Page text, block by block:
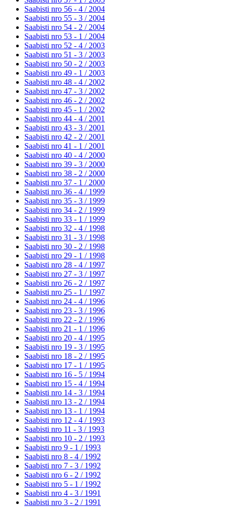
Saabisti nro 56 - 4 / 2004
Saabisti nro 55 - 3 / 2004
Saabisti nro 54 - 2 / 2004
Saabisti nro 53 - 1 / 2004
Saabisti nro 52 - 4 / 2003
Saabisti nro 51 - 3 / 2003
Saabisti nro 50 - 2 / 2003
Saabisti nro 49 - 1 / 2003
Saabisti nro 48 - 4 / 2002
Saabisti nro 47 - 3 / 2002
Saabisti nro 46 - 2 / 2002
Saabisti nro 45 - 1 / 2002
Saabisti nro 44 - 4 / 2001
Saabisti nro 43 - 3 / 2001
Saabisti nro 42 - 2 / 2001
Saabisti nro 41 - 1 / 2001
Saabisti nro 40 - 4 / 2000
Saabisti nro 39 - 3 / 2000
Saabisti nro 38 - 2 / 2000
Saabisti nro 37 - 1 / 2000
Saabisti nro 36 - 4 / 1999
Saabisti nro 35 - 3 / 1999
Saabisti nro 34 - 2 / 1999
Saabisti nro 33 - 1 / 1999
Saabisti nro 32 - 4 / 1998
Saabisti nro 31 - 3 / 1998
Saabisti nro 30 - 2 / 1998
Saabisti nro 29 - 1 / 1998
Saabisti nro 28 - 4 / 1997
Saabisti nro 27 - 3 / 1997
Saabisti nro 26 - 2 / 1997
Saabisti nro 25 - 1 / 1997
Saabisti nro 24 - 4 / 1996
Saabisti nro 23 - 3 / 1996
Saabisti nro 22 - 2 / 1996
Saabisti nro 21 - 1 / 1996
Saabisti nro 20 - 4 / 1995
Saabisti nro 19 - 3 / 1995
Saabisti nro 18 - 2 / 1995
Saabisti nro 17 - 1 / 1995
Saabisti nro 16 - 5 / 1994
Saabisti nro 15 - 4 / 1994
Saabisti nro 14 - 3 / 1994
Saabisti nro 13 - 2 / 1994
Saabisti nro 13 - 1 / 1994
Saabisti nro 12 - 4 / 1993
Saabisti nro 11 - 3 / 1993
Saabisti nro 10 - 2 / 1993
Saabisti nro 9 - 1 / 1993
Saabisti nro 8 - 4 / 1992
Saabisti nro 7 - 3 / 1992
Saabisti nro 6 - 2 / 1992
Saabisti nro 5 - 1 / 1992
Saabisti nro 4 - 3 / 1991
Saabisti nro 3 - 2 / 1991